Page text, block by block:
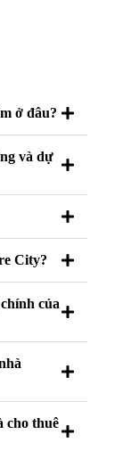
ở đâu?
và dự
City?
của
cho thuê